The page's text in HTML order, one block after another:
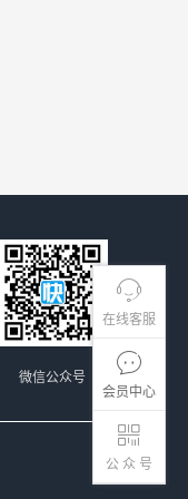
在线客服
会员中心
公 众 号
微信公众号